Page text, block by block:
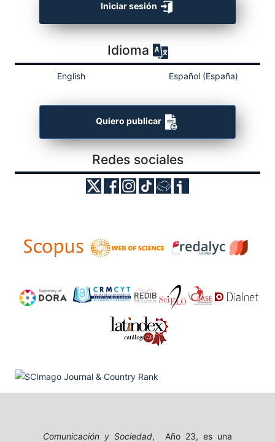
Iniciar sesión
Idioma
English Español (España)
Quiero publicar
Redes sociales
Comunicación y Sociedad, Año 23, es una